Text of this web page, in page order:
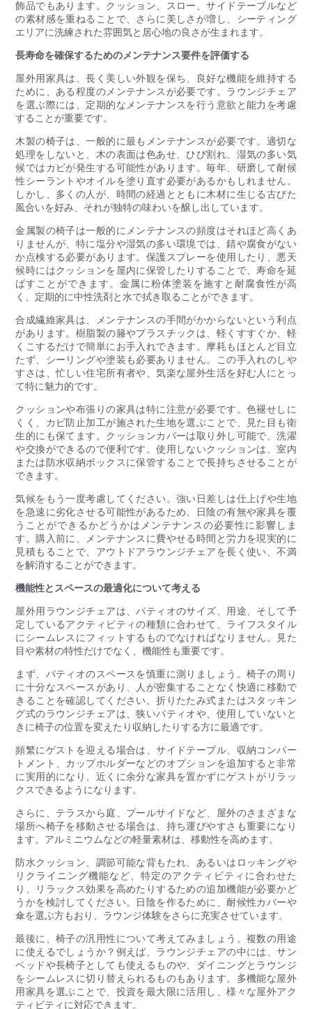
飾品でもあります。クッション、スロー、サイドテーブルなど
の素材感を重ねることで、さらに美しさが増し、シーティング
エリアに洗練された雰囲気と居心地の良さが生まれます。
長寿命を確保するためのメンテナンス要件を評価する
屋外用家具は、長く美しい外観を保ち、良好な機能を維持する
ために、ある程度のメンテナンスが必要です。ラウンジチェア
を選ぶ際には、定期的なメンテナンスを行う意欲と能力を考慮
することが重要です。
木製の椅子は、一般的に最もメンテナンスが必要です。適切な
処理をしないと、木の表面は色あせ、ひび割れ、湿気の多い気
候ではカビが発生する可能性があります。毎年、研磨して耐候
性シーラントやオイルを塗り直す必要があるかもしれません。
しかし、多くの人が、時間の経過とともに木材に生じる古びた
風合いを好み、それが独特の味わいを醸し出しています。
金属製の椅子は一般的にメンテナンスの頻度はそれほど高くあ
りませんが、特に塩分や湿気の多い環境では、錆や腐食がない
か点検する必要があります。保護スプレーを使用したり、悪天
候時にはクッションを屋内に保管したりすることで、寿命を延
ばすことができます。金属に粉体塗装を施すと耐腐食性が高
く、定期的に中性洗剤と水で拭き取ることができます。
合成繊維家具は、メンテナンスの手間がかからないという利点
があります。樹脂製の籐やプラスチックは、軽くすすぐか、軽
くこするだけで簡単にお手入れできます。摩耗もほとんど目立
たず、シーリングや塗装も必要ありません。この手入れのしや
すさは、忙しい住宅所有者や、気楽な屋外生活を好む人にとっ
て特に魅力的です。
クッションや布張りの家具は特に注意が必要です。色褪せしに
くく、カビ防止加工が施された生地を選ぶことで、見た目も衛
生的にも保てます。クッションカバーは取り外し可能で、洗濯
や交換ができるので便利です。使用しないクッションは、室内
または防水収納ボックスに保管することで長持ちさせることが
できます。
気候をもう一度考慮してください。強い日差しは仕上げや生地
を急速に劣化させる可能性があるため、日陰の有無や家具を覆
うことができるかどうかはメンテナンスの必要性に影響しま
す。購入前に、メンテナンスに費やせる時間と労力を現実的に
見積もることで、アウトドアラウンジチェアを長く使い、不満
を解消することができます。
機能性とスペースの最適化について考える
屋外用ラウンジチェアは、パティオのサイズ、用途、そして予
定しているアクティビティの種類に合わせて、ライフスタイル
にシームレスにフィットするものでなければなりません。見た
目や素材の特性だけでなく、機能性も重要です。
まず、パティオのスペースを慎重に測りましょう。椅子の周り
に十分なスペースがあり、人が密集することなく快適に移動で
きることを確認してください。折りたたみ式またはスタッキン
グ式のラウンジチェアは、狭いパティオや、使用していないと
きに椅子の位置を変えたり収納したりする方に最適です。
頻繁にゲストを迎える場合は、サイドテーブル、収納コンパー
トメント、カップホルダーなどのオプションを追加すると非常
に実用的になり、近くに余分な家具を置かずにゲストがリラッ
クスできるようになります。
さらに、テラスから庭、プールサイドなど、屋外のさまざまな
場所へ椅子を移動させる場合は、持ち運びやすさも重要になり
ます。アルミニウムなどの軽量素材は、移動性を高めます。
防水クッション、調節可能な背もたれ、あるいはロッキングや
リクライニング機能など、特定のアクティビティに合わせた
り、リラックス効果を高めたりするための追加機能が必要かど
うかを検討してください。日陰を作るために、耐候性カバーや
傘を選ぶ方もおり、ラウンジ体験をさらに充実させています。
最後に、椅子の汎用性について考えてみましょう。複数の用途
に使えるでしょうか？例えば、ラウンジチェアの中には、サン
ベッドや長椅子としても使えるものや、ダイニングとラウンジ
をシームレスに切り替えられるものもあります。多機能な屋外
用家具を選ぶことで、投資を最大限に活用し、様々な屋外アク
ティビティに対応できます。